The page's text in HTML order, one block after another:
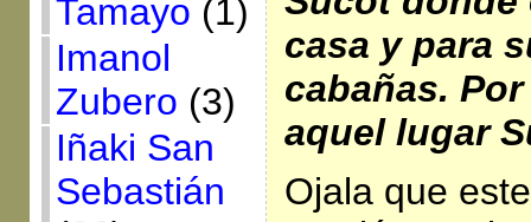
Tamayo (1)
Imanol
Zubero (3)
Iñaki San
Sebastián
casa y para
cabañas.
aquel lugar
Ojala que